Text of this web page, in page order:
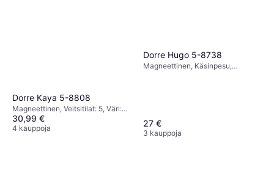
Dorre Kaya 5-8808
Magneettinen, Veitsitilat: 5, Väri:
Ruskea, Korkeus: 22 cm, Leveys:
22 cm, Pituus: 2.5 cm
30,99 €
4 kauppoja
Dorre Hugo 5-8738
Magneettinen, Käsinpesu,
27 €
3 kauppoja